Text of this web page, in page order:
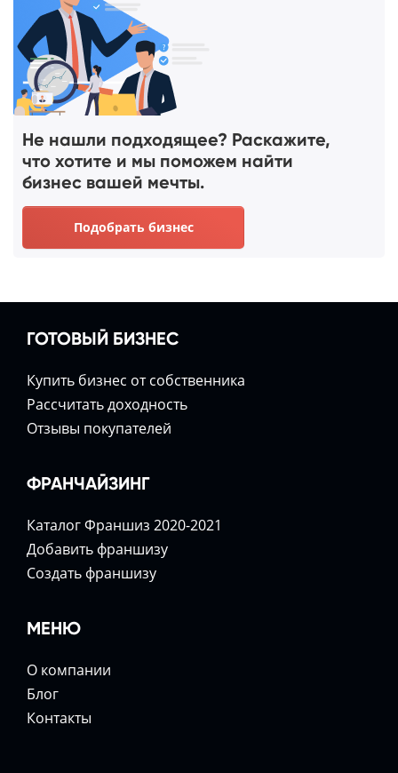
Не нашли подходящее? Раскажите,
что хотите и мы поможем найти
бизнес вашей мечты.
Подобрать бизнес
ГОТОВЫЙ БИЗНЕС
Купить бизнес от собственника
Расcчитать доходность
Отзывы покупателей
ФРАНЧАЙЗИНГ
Каталог Франшиз 2020-2021
Добавить франшизу
Создать франшизу
МЕНЮ
О компании
Блог
Контакты